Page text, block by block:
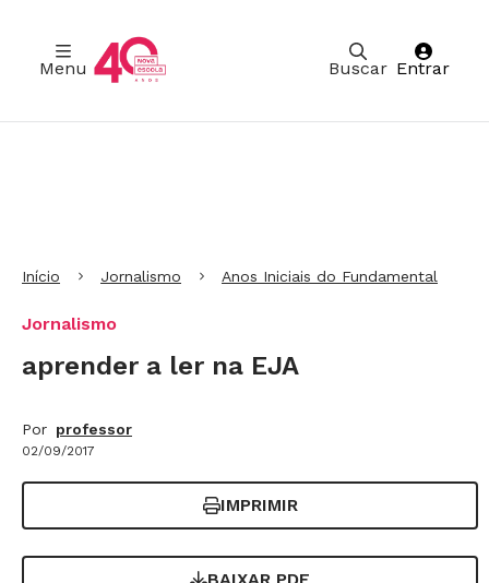
Buscar
Menu Entrar
Início Jornalismo Anos Iniciais do Fundamental
Jornalismo
aprender a ler na EJA
Por professor
02/09/2017
IMPRIMIR